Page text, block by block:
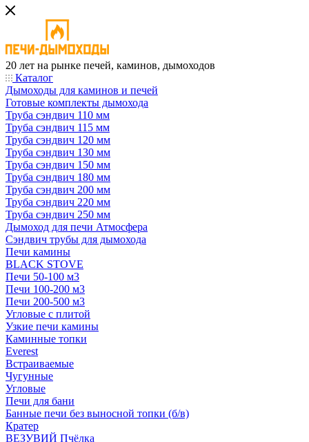
20 лет на рынке печей, каминов, дымоходов
Каталог
Дымоходы для каминов и печей
Готовые комплекты дымохода
Труба сэндвич 110 мм
Труба сэндвич 115 мм
Труба сэндвич 120 мм
Труба сэндвич 130 мм
Труба сэндвич 150 мм
Труба сэндвич 180 мм
Труба сэндвич 200 мм
Труба сэндвич 220 мм
Труба сэндвич 250 мм
Дымоход для печи Атмосфера
Сэндвич трубы для дымохода
Печи камины
BLACK STOVE
Печи 50-100 м3
Печи 100-200 м3
Печи 200-500 м3
Угловые с плитой
Узкие печи камины
Каминные топки
Everest
Встраиваемые
Чугунные
Угловые
Печи для бани
Банные печи без выносной топки (б/в)
Кратер
ВЕЗУВИЙ Пчёлка